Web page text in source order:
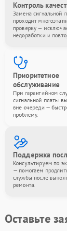
Контроль
Замена сигнальной
проходит
проверку —
недоработки и
Приоритетное
обслуживание
При гарантийном
сигнальной платы
вне очереди —
проблему.
Поддержка
Консультируем по
— помогаем
службы после
ремонта.
Оставьте